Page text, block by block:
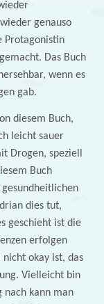
genauso
Protagonistin
Das Buch
wenn es
gab.
diesem Buch,
leicht sauer
Drogen, speziell
Buch
dies tut,
geschieht ist die
erfolgen
okay ist, das
Vielleicht bin
nach kann man